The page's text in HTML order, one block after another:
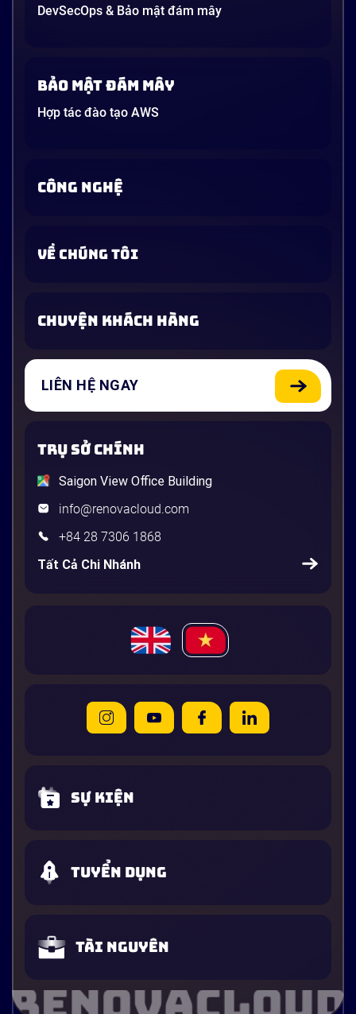
DevSecOps & Bảo mật đám mây
Bảo mật đám mây
Hợp tác đào tạo AWS
CÔNG NGHỆ
VỀ CHÚNG TÔI
CHUYỆN KHÁCH HÀNG
LIÊN HỆ NGAY
TRỤ SỞ CHÍNH
Saigon View Office Building
info@renovacloud.com
+84 28 7306 1868
Tất Cả Chi Nhánh
Sự kiện
Tuyển dụng
Tài nguyên